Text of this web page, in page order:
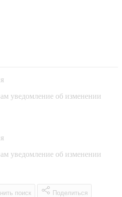
уведомление об изменении
уведомление об изменении
поиск Поделиться